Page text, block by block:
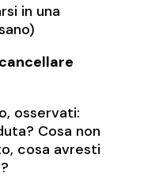
in una
osservati:
Cosa non
cosa avresti